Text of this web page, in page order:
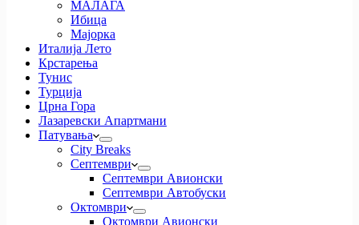
МАЛАГА
Ибица
Мајорка
Италија Лето
Крстарења
Тунис
Турција
Црна Гора
Лазаревски Апартмани
Патувања
City Breaks
Септември
Септември Авионски
Септември Автобуски
Октомври
Октомври Авионски